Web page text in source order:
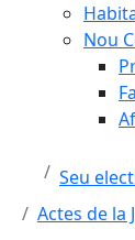
Nou
Seu
Actes de la